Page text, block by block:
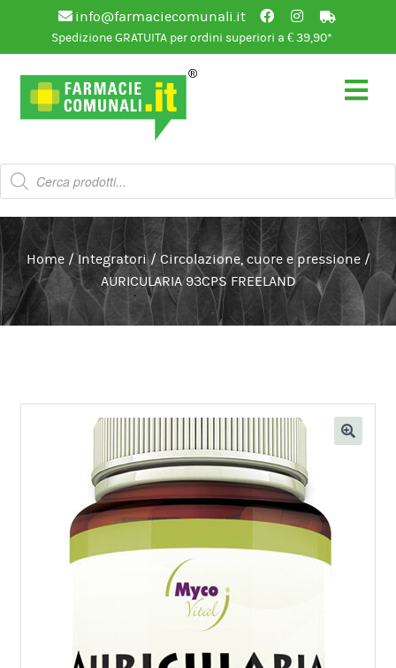
info@farmaciecomunali.it
Spedizione GRATUITA per ordini superiori a € 39,90*
Vai
alla
navigazione
Vai
al
contenuto
Products
search
Home /Integratori / Circolazione, cuore e pressione /
AURICULARIA 93CPS FREELAND